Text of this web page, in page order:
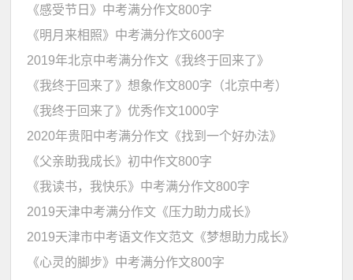
《感受节日》中考满分作文800字
《明月来相照》中考满分作文600字
2019年北京中考满分作文《我终于回来了》
《我终于回来了》想象作文800字（北京中考）
《我终于回来了》优秀作文1000字
2020年贵阳中考满分作文《找到一个好办法》
《父亲助我成长》初中作文800字
《我读书，我快乐》中考满分作文800字
2019天津中考满分作文《压力助力成长》
2019天津市中考语文作文范文《梦想助力成长》
《心灵的脚步》中考满分作文800字